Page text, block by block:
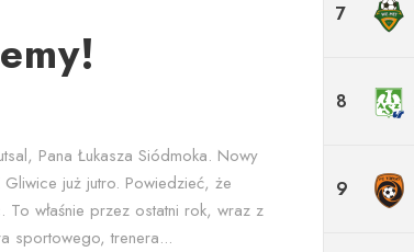
Pana Łukasza Siódmoka. Nowy
już jutro. Powiedzieć, że
właśnie przez ostatni rok, wraz z
sportowego, trenera...
7
8
9